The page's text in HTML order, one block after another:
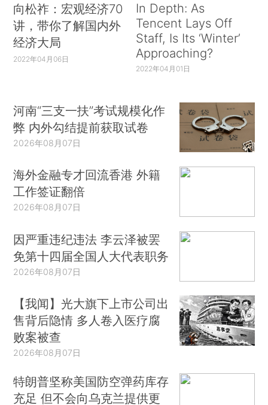
向松祚：宏观经济70
讲，带你了解国内外
经济大局
2022年04月06日
In Depth: As
Tencent Lays Off
Staff, Is Its ‘Winter’
Approaching?
2022年04月01日
河南“三支一扶”考试规模化作
弊 内外勾结提前获取试卷
2026年08月07日
海外金融专才回流香港 外籍
工作签证翻倍
2026年08月07日
因严重违纪违法 李云泽被罢
免第十四届全国人大代表职务
2026年08月07日
【我闻】光大旗下上市公司出
售背后隐情 多人卷入医疗腐
败案被查
2026年08月07日
特朗普坚称美国防空弹药库存
充足 但不会向乌克兰提供更